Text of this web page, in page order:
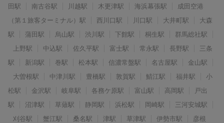
田駅
南古谷駅 川越駅 木更津駅 海浜幕張駅
成田空港
（第１旅客ターミナル）駅
西川口駅 川口駅 大井町駅
大森
駅
蒲田駅 烏山駅 渋川駅 下館駅 桐生駅
群馬総社駅
上野駅
中込駅 佐久平駅 富士駅 常永駅 長野駅
三条
駅
新潟駅 巻駅 松本駅 信濃常盤駅 名古屋駅
金山駅
大曽根駅
中津川駅 豊橋駅 敦賀駅 鯖江駅 福井駅
小
松駅
金沢駅 岐阜駅 各務ケ原駅 富山駅 高岡駅
戸出
駅
沼津駅 草薙駅 静岡駅 浜松駅 岡崎駅
三河安城駅
刈谷駅
蟹江駅 桑名駅 津駅 草津駅 伊勢市駅
彦根